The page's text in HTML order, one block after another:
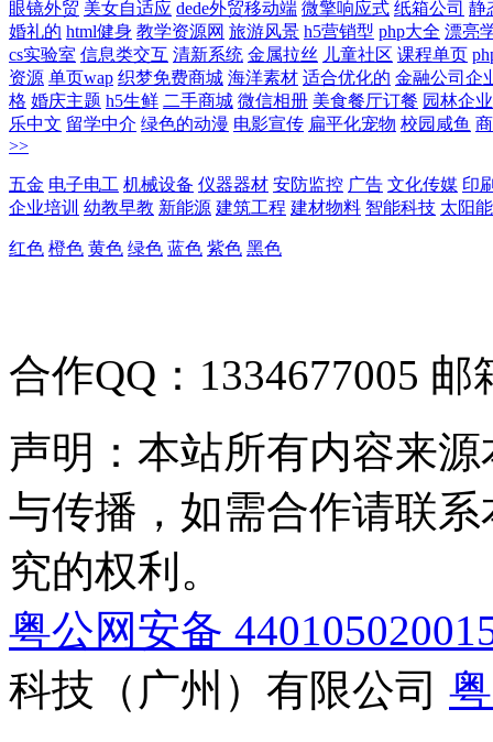
眼镜外贸 美女自适应 dede外贸移动端 微擎响应式 纸箱公司 静
婚礼的 html健身 教学资源网 旅游风景 h5营销型 php大全 漂亮
cs实验室 信息类交互 清新系统 金属拉丝 儿童社区 课程单页
资源 单页wap 织梦免费商城 海洋素材 适合优化的 金融公司企
格 婚庆主题 h5生鲜 二手商城 微信相册 美食餐厅订餐 园林企业
乐中文 留学中介 绿色的动漫 电影宣传 扁平化宠物 校园咸鱼
>>
五金 电子电工 机械设备 仪器器材 安防监控 广告 文化传媒 印
企业培训 幼教早教 新能源 建筑工程 建材物料 智能科技 太阳
红色 橙色 黄色 绿色 蓝色 紫色 黑色
合作QQ：1334677005 邮
声明：本站所有内容来
与传播，如需合作请联
究的权利。
粤公网安备
科技（广州）有限公司